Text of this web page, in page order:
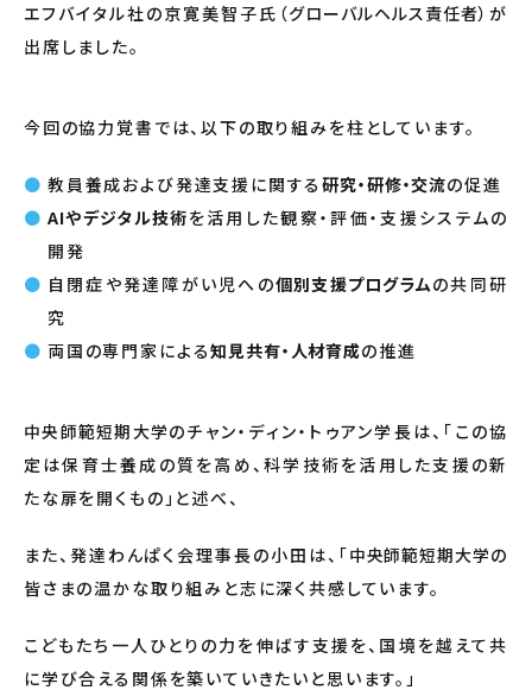
エフバイタル社の京寛美智子氏（グローバルヘルス責任者）が
出席しました。
今回の協力覚書では、以下の取り組みを柱としています。
教員養成および発達支援に関する研究・研修・交流の促進
AIやデジタル技術を活用した観察・評価・支援システムの
開発
自閉症や発達障がい児への個別支援プログラムの共同研
究
両国の専門家による知見共有・人材育成の推進
中央師範短期大学のチャン・ディン・トゥアン学長は、「この協
定は保育士養成の質を高め、科学技術を活用した支援の新
たな扉を開くもの」と述べ、
また、発達わんぱく会理事長の小田は、 「中央師範短期大学の
皆さまの温かな取り組みと志に深く共感しています。
こどもたち一人ひとりの力を伸ばす支援を、国境を越えて共
に学び合える関係を築いていきたいと思います。」